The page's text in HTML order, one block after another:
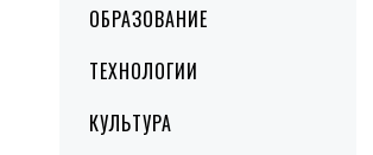
ОБРАЗОВАНИЕ
ТЕХНОЛОГИИ
КУЛЬТУРА